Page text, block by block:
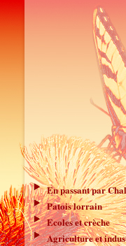
En passant par
Patois lorrain
Ecoles et crèche
Agriculture et